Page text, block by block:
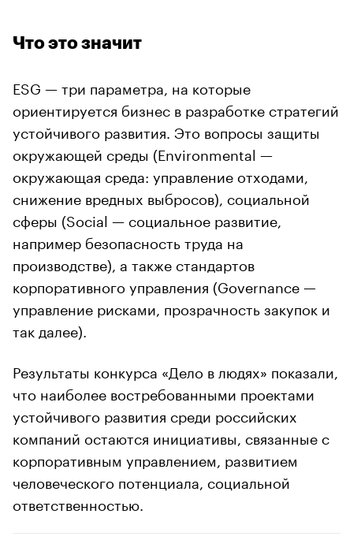
Что это значит
ESG — три параметра, на которые
ориентируется бизнес в разработке стратегий
устойчивого развития. Это вопросы защиты
окружающей среды (Environmental —
окружающая среда: управление отходами,
снижение вредных выбросов), социальной
сферы (Social — социальное развитие,
например безопасность труда на
производстве), а также стандартов
корпоративного управления (Governance —
управление рисками, прозрачность закупок и
так далее).
Результаты конкурса «Дело в людях» показали,
что наиболее востребованными проектами
устойчивого развития среди российских
компаний остаются инициативы, связанные с
корпоративным управлением, развитием
человеческого потенциала, социальной
ответственностью.